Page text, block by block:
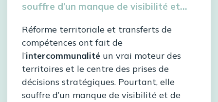
souffre d’un manque de visibilité et…
Réforme territoriale et transferts de
compétences ont fait de
l’intercommunalité un vrai moteur des
territoires et le centre des prises de
décisions stratégiques. Pourtant, elle
souffre d’un manque de visibilité et de